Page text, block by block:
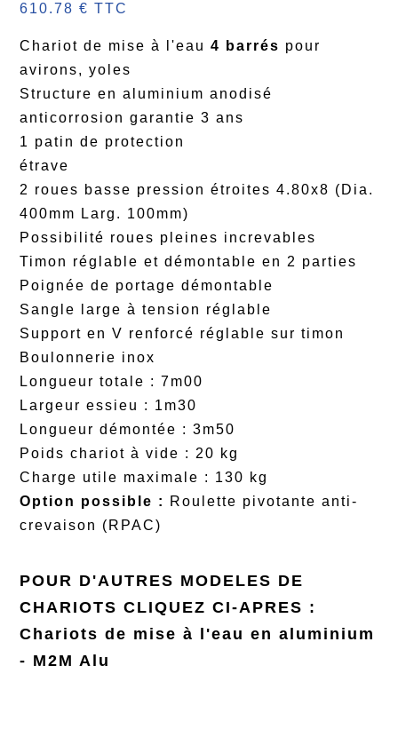
610.78 € TTC
Chariot de mise à l'eau4 barrés pour
avirons, yoles
Structure en aluminium anodisé
anticorrosion garantie 3 ans
1 patin de protection
étrave
2 roues basse pression étroites 4.80x8 (Dia.
400mm Larg. 100mm)
Possibilité roues pleines increvables
Timon réglable et démontable en 2 parties
Poignée de portage démontable
Sangle large à tension réglable
Support en V renforcé réglable sur timon
Boulonnerie inox
Longueur totale : 7m00
Largeur essieu : 1m30
Longueur démontée : 3m50
Poids chariot à vide : 20 kg
Charge utile maximale : 130 kg
Option possible :
Roulette pivotante anti-
crevaison (RPAC)
POUR D'AUTRES MODELES DE
CHARIOTS CLIQUEZ CI-APRES :
Chariots de mise à l'eau en aluminium
- M2M Alu